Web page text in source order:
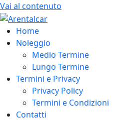
Vai al contenuto
Home
Noleggio
Medio Termine
Lungo Termine
Termini e Privacy
Privacy Policy
Termini e Condizioni
Contatti